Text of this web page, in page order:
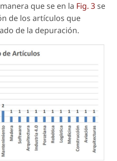
que se en la Fig. 3se
de los artículos que
de la depuración.